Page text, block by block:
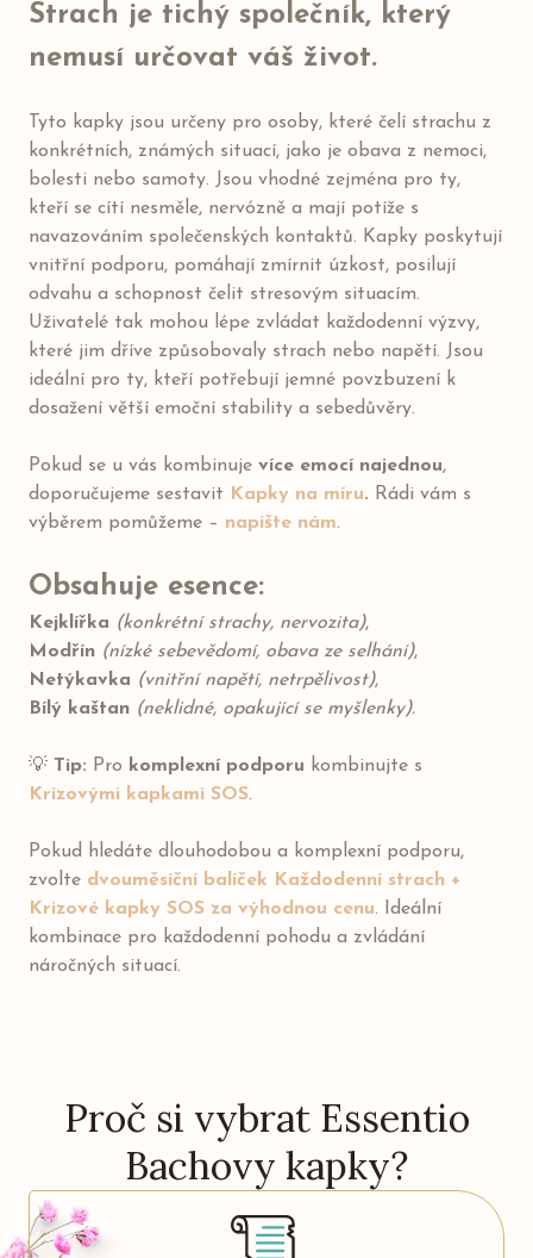
Strach je tichý společník, který
nemusí určovat váš život.
Tyto kapky jsou určeny pro osoby, které čelí strachu z
konkrétních, známých situací, jako je obava z nemoci,
bolesti nebo samoty. Jsou vhodné zejména pro ty,
kteří se cítí nesměle, nervózně a mají potíže s
navazováním společenských kontaktů. Kapky poskytují
vnitřní podporu, pomáhají zmírnit úzkost, posilují
odvahu a schopnost čelit stresovým situacím.
Uživatelé tak mohou lépe zvládat každodenní výzvy,
které jim dříve způsobovaly strach nebo napětí. Jsou
ideální pro ty, kteří potřebují jemné povzbuzení k
dosažení větší emoční stability a sebedůvěry.
Pokud se u vás kombinuje více emocí najednou,
doporučujeme sestavit
Kapky na míru. Rádi vám s
výběrem pomůžeme – napište nám.
Obsahuje esence:
Kejklířka (konkrétní strachy, nervozita),
Modřín (nízké sebevědomí, obava ze selhání),
Netýkavka (vnitřní napětí, netrpělivost),
Bílý kaštan (neklidné, opakující se myšlenky).
💡 Tip: Pro komplexní podporu kombinujte s
Krizovými kapkami SOS.
Pokud hledáte dlouhodobou a komplexní podporu,
zvolte dvouměsíční balíček Každodenní strach +
Krizové kapky SOS za výhodnou cenu. Ideální
kombinace pro každodenní pohodu a zvládání
náročných situací.
Proč si vybrat Essentio
Bachovy kapky?